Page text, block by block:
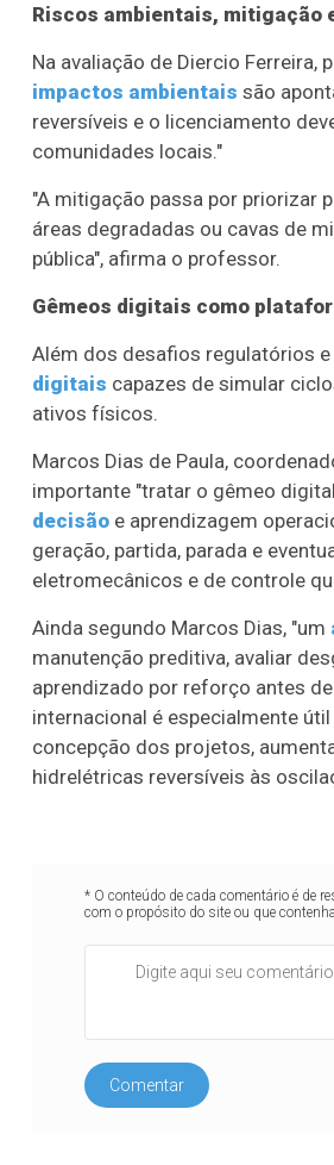
Riscos ambientais, mitigação
Na avaliação de Diercio Ferreira,
impactos ambientais são
reversíveis e o licenciamento
comunidades locais."
"A mitigação passa por priorizar
áreas degradadas ou cavas de
pública", afirma o professor.
Gêmeos digitais como
Além dos desafios regulatórios
digitais capazes de simular
ativos físicos.
Marcos Dias de Paula,
importante "tratar o gêmeo
decisão e aprendizagem
geração, partida, parada e
eletromecânicos e de controle
Ainda segundo Marcos Dias, "um
manutenção preditiva, avaliar
aprendizado por reforço antes
internacional é especialmente
concepção dos projetos,
hidrelétricas reversíveis às
* O conteúdo de cada comentário é de
com o propósito do site ou que
Comentar